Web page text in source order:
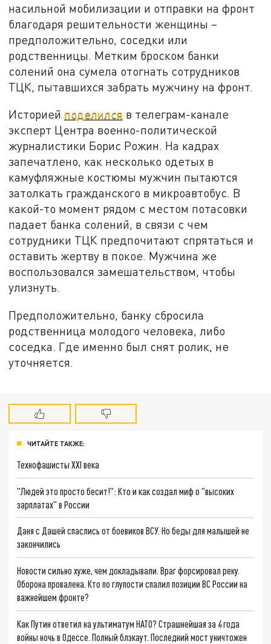
насильной мобилизации и отправки на фронт
благодаря решительности женщины –
предположительно, соседки или
родственницы. Метким броском банки
солений она сумела отогнать сотрудников
ТЦК, пытавшихся забрать мужчину на фронт.
Историей поделился в телеграм-канале
эксперт Центра военно-политической
журналистики Борис Рожин. На кадрах
запечатлено, как несколько одетых в
камуфляжные костюмы мужчин пытаются
затолкать гражданского в микроавтобус. В
какой-то момент рядом с местом потасовки
падает банка солений, в связи с чем
сотрудники ТЦК предпочитают спрятаться и
оставить жертву в покое. Мужчина же
воспользовался замешательством, чтобы
улизнуть.
Предположительно, банку сбросила
родственница молодого человека, либо
соседка. Где именно был снят ролик, не
уточняется.
ЧИТАЙТЕ ТАКЖЕ:
Технофашисты XXI века
"Людей это просто бесит!": Кто и как создал миф о "высоких
зарплатах" в России
Даня с Дашей спаслись от боевиков ВСУ. Но беды для малышей не
закончились
Новости сильно хуже, чем докладывали. Враг форсировал реку.
Оборона провалена. Кто по глупости спалил позиции ВС России на
важнейшем фронте?
Как Путин ответил на ультиматум НАТО? Страшнейшая за 4 года
войны ночь в Одессе. Полный блэкаут. Последний мост уничтожен